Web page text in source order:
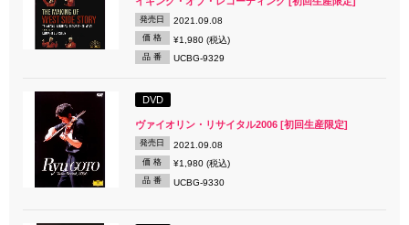
発売日 2021.09.08
価 格 ¥1,980 (税込)
品 番 UCBG-9329
DVD
ヴァイオリン・リサイタル2006 [初回生産限定]
発売日 2021.09.08
価 格 ¥1,980 (税込)
品 番 UCBG-9330